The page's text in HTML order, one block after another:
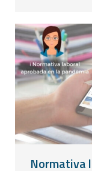
Normativa